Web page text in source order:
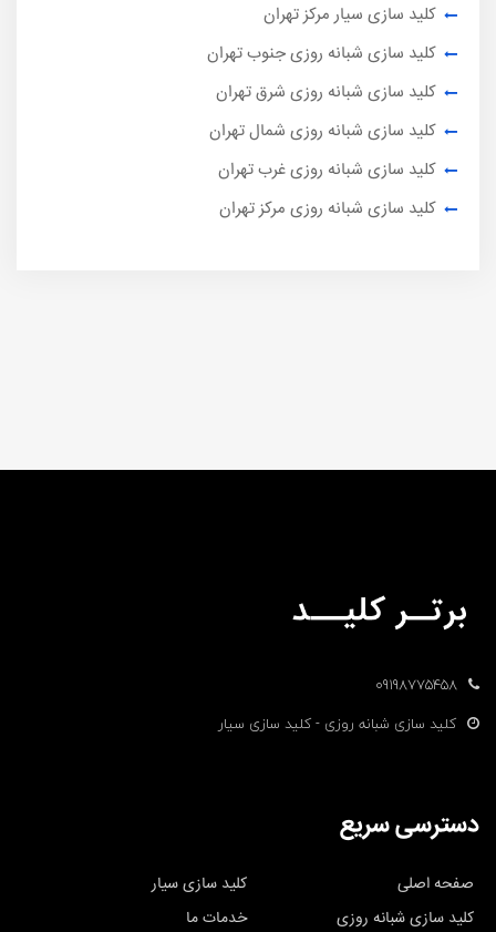
کلید سازی سیار مرکز تهران
کلید سازی شبانه روزی جنوب تهران
کلید سازی شبانه روزی شرق تهران
کلید سازی شبانه روزی شمال تهران
کلید سازی شبانه روزی غرب تهران
کلید سازی شبانه روزی مرکز تهران
09198775458
کلید سازی شبانه روزی - کلید سازی سیار
دسترسی سریع
صفحه اصلی
کلید سازی سیار
کلید سازی شبانه روزی
خدمات ما